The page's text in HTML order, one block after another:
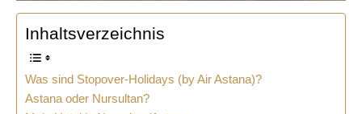
Inhaltsverzeichnis
Was sind Stopover-Holidays (by Air Astana)?
Astana oder Nursultan?